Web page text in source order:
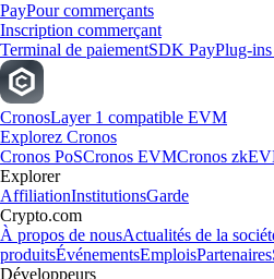
PayPour commerçants
Inscription commerçant
Terminal de paiementSDK PayPlug-
CronosLayer 1 compatible EVM
Explorez Cronos
Cronos PoSCronos EVMCronos
Explorer
AffiliationInstitutionsGarde
Crypto.com
À propos de nousActualités de la
produitsÉvénementsEmploisPartenaires
Développeurs